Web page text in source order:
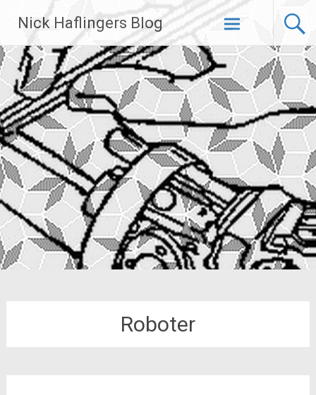
Inhalt
springen
Nick Haflingers Blog
Roboter